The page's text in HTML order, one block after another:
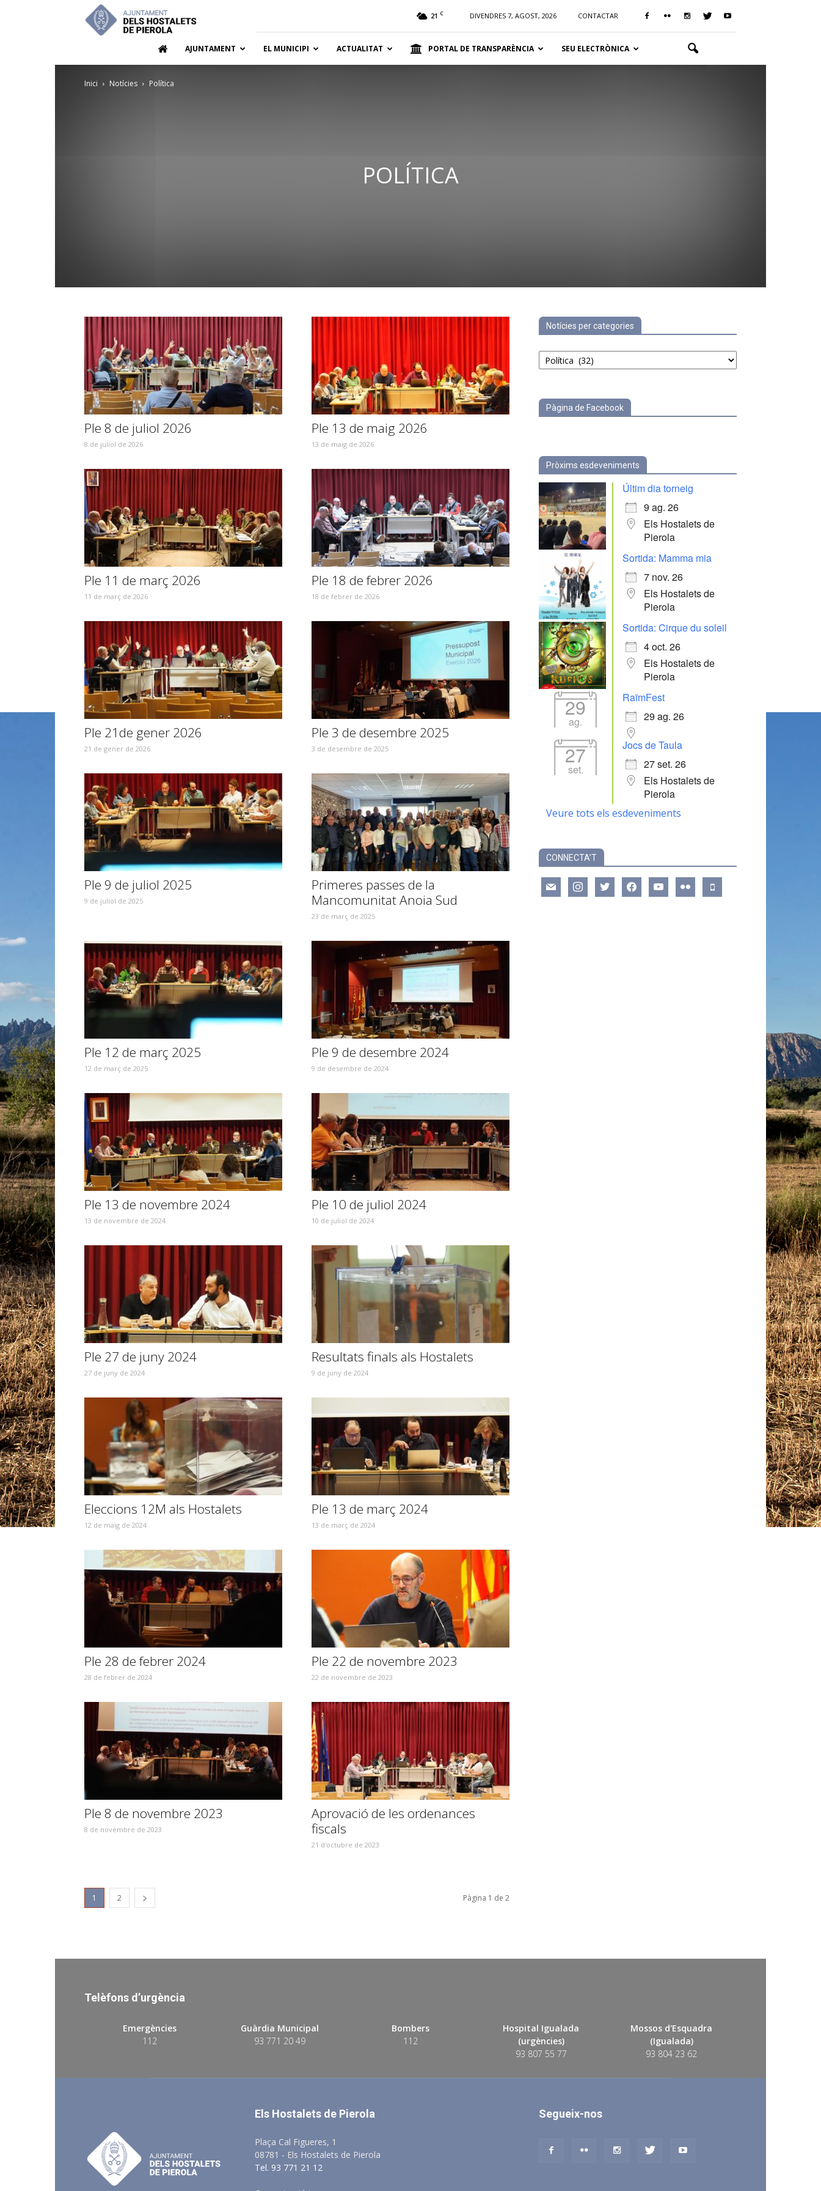
Hostalets
de
21 C DIVENDRES 7, AGOST, 2026 CONTACTAR
AJUNTAMENT EL MUNICIPI ACTUALITAT PORTAL DE TRANSPARÈNCIA SEU ELECTRÒNICA
Inici Notícies Política
POLÍTICA
Ple 8 de juliol 2026
8 de juliol de 2026
Ple 13 de maig 2026
13 de maig de 2026
Ple 11 de març 2026
11 de març de 2026
Ple 18 de febrer 2026
18 de febrer de 2026
Ple 21de gener 2026
21 de gener de 2026
Ple 3 de desembre 2025
3 de desembre de 2025
Ple 9 de juliol 2025
9 de juliol de 2025
Primeres passes de la
Mancomunitat Anoia Sud
23 de març de 2025
Ple 12 de març 2025
12 de març de 2025
Ple 9 de desembre 2024
9 de desembre de 2024
Ple 13 de novembre 2024
13 de novembre de 2024
Ple 10 de juliol 2024
10 de juliol de 2024
Ple 27 de juny 2024
27 de juny de 2024
Resultats finals als Hostalets
9 de juny de 2024
Eleccions 12M als Hostalets
12 de maig de 2024
Ple 13 de març 2024
13 de març de 2024
Ple 28 de febrer 2024
28 de febrer de 2024
Ple 22 de novembre 2023
22 de novembre de 2023
Ple 8 de novembre 2023
8 de novembre de 2023
Aprovació de les ordenances
fiscals
21 d'octubre de 2023
1 2 Pàgina 1 de 2
Notícies per categories
Notícies
per
Pàgina de Facebook
Pròxims esdeveniments
Últim dia torneig
9 ag. 26
Els Hostalets de
Pierola
Sortida: Mamma mia
7 nov. 26
Els Hostalets de
Pierola
Sortida: Cirque du soleil
4 oct. 26
Els Hostalets de
Pierola
29
ag.
RaïmFest
29 ag. 26
27
set.
Jocs de Taula
27 set. 26
Els Hostalets de
Pierola
Veure tots els esdeveniments
CONNECTA’T
mail instagramtwitter facebookyoutube flickr mobile
Telèfons d’urgència
Emergències
112
Guàrdia Municipal
93 771 20 49
Bombers
112
Hospital Igualada
(urgències)
93 807 55 77
Mossos d'Esquadra
(Igualada)
93 804 23 62
Els Hostalets de Pierola
Plaça Cal Figueres, 1
08781 - Els Hostalets de Pierola
Tel. 93 771 21 12
Segueix-nos